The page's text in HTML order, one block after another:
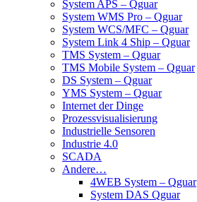
System APS – Qguar
System WMS Pro – Qguar
System WCS/MFC – Qguar
System Link 4 Ship – Qguar
TMS System – Qguar
TMS Mobile System – Qguar
DS System – Qguar
YMS System – Qguar
Internet der Dinge
Prozessvisualisierung
Industrielle Sensoren
Industrie 4.0
SCADA
Andere…
4WEB System – Qguar
System DAS Qguar